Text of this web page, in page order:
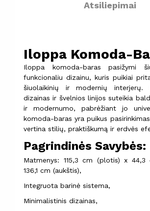
Atsiliepimai
Iloppa Komoda-
Iloppa komoda-baras pasižymi
funkcionaliu dizainu, kuris puikiai
šiuolaikinių ir modernių interjerų.
dizainas ir švelnios linijos suteikia
ir modernumo, pabrėžiant jo
komoda-baras yra puikus
vertina stilių, praktiškumą ir erdvės
Pagrindinės Savybės:
Matmenys: 115,3 cm (plotis) x 44,3
136,1 cm (aukštis),
Integruota barinė sistema,
Minimalistinis dizainas,